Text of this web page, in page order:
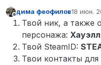
Не в сети
дима феофилов18 июн.
Твой ник, а также
персонажа:
Твой SteamID:
Твои контакты для